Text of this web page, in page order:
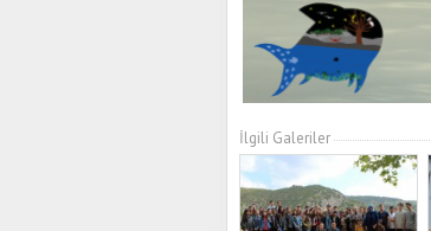
İlgili Galeriler